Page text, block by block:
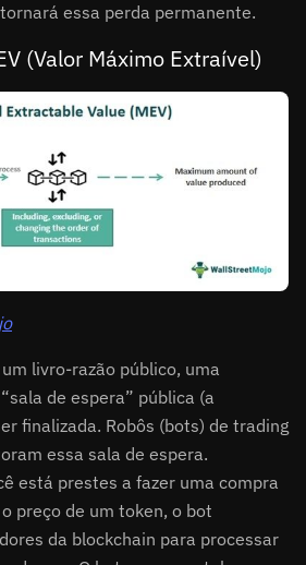
essa perda permanente.
(Valor Máximo Extraível)
livro-razão público, uma
de espera” pública (a
finalizada. Robôs (bots) de trading
essa sala de espera.
está prestes a fazer uma compra
preço de um token, o bot
da blockchain para processar